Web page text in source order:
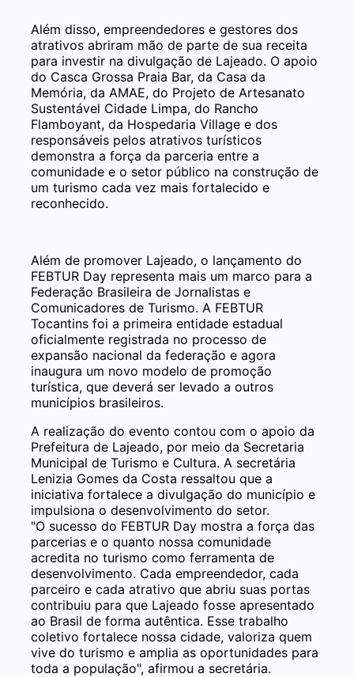
Além disso, empreendedores e gestores dos
atrativos abriram mão de parte de sua receita
para investir na divulgação de Lajeado. O apoio
do Casca Grossa Praia Bar, da Casa da
Memória, da AMAE, do Projeto de Artesanato
Sustentável Cidade Limpa, do Rancho
Flamboyant, da Hospedaria Village e dos
responsáveis pelos atrativos turísticos
demonstra a força da parceria entre a
comunidade e o setor público na construção de
um turismo cada vez mais fortalecido e
reconhecido.
Além de promover Lajeado, o lançamento do
FEBTUR Day representa mais um marco para a
Federação Brasileira de Jornalistas e
Comunicadores de Turismo. A FEBTUR
Tocantins foi a primeira entidade estadual
oficialmente registrada no processo de
expansão nacional da federação e agora
inaugura um novo modelo de promoção
turística, que deverá ser levado a outros
municípios brasileiros.
A realização do evento contou com o apoio da
Prefeitura de Lajeado, por meio da Secretaria
Municipal de Turismo e Cultura. A secretária
Lenizia Gomes da Costa ressaltou que a
iniciativa fortalece a divulgação do município e
impulsiona o desenvolvimento do setor.
"O sucesso do FEBTUR Day mostra a força das
parcerias e o quanto nossa comunidade
acredita no turismo como ferramenta de
desenvolvimento. Cada empreendedor, cada
parceiro e cada atrativo que abriu suas portas
contribuiu para que Lajeado fosse apresentado
ao Brasil de forma autêntica. Esse trabalho
coletivo fortalece nossa cidade, valoriza quem
vive do turismo e amplia as oportunidades para
toda a população", afirmou a secretária.